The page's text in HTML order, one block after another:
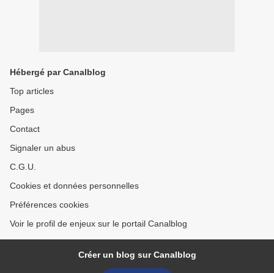
Hébergé par Canalblog
Top articles
Pages
Contact
Signaler un abus
C.G.U.
Cookies et données personnelles
Préférences cookies
Voir le profil de enjeux sur le portail Canalblog
Créer un blog sur Canalblog